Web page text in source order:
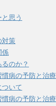
思う
対策
係
のか？
病の予防と治療
いて
病の予防と治療